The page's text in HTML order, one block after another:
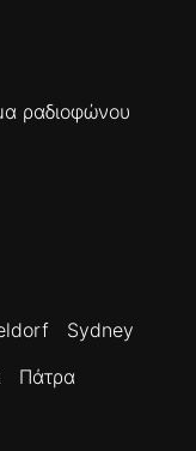
ραδιοφώνου
Sydney
Πάτρα